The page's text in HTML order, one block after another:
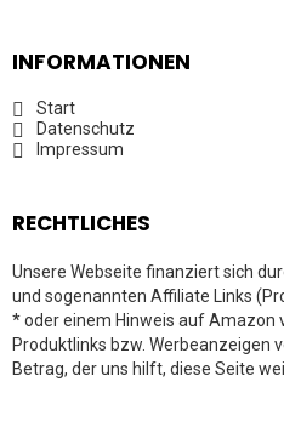
INFORMATIONEN
Start
Datenschutz
Impressum
RECHTLICHES
Unsere Webseite finanziert sich
und sogenannten Affiliate Links
* oder einem Hinweis auf Amazon
Produktlinks bzw. Werbeanzeigen
Betrag, der uns hilft, diese Seite